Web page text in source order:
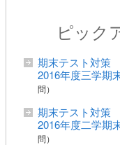
ピック
期末テスト対策
2016年度三学期
問）
期末テスト対策
2016年度二学期
問）